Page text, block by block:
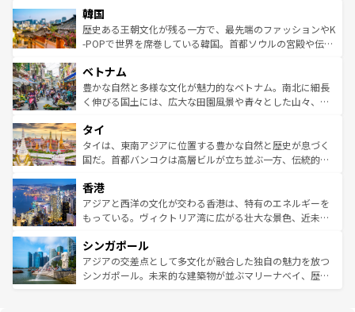
ワイを、存分に味わってほしい。 なお、新着のハワイ情報
はコンテンツ一覧を参照してほしい。
いる。アクティビティも充実しており、サーフィンやダイ
ビング、ハイキングなど、アウトドア好きにはたまらな
い。オーストラリアの多彩な魅力を存分に味わいつくそ
参照してほしい。
ン）、静ひつな山岳地帯である台湾東部など、都市の喧騒
と山間の静けさが共存しており、訪れる人に新しい発見と
驚きをもたらしてくれる。また、奥深い台湾の食文化も魅
容にもいいと評判のスイーツなど、バラエティ豊かな料理
が味わえる。 なお、新着の台湾情報はコンテンツ一覧を参
照してほしい。
韓国
歴史ある王朝文化が残る一方で、最先端のファッションやK
-POPで世界を席巻している韓国。首都ソウルの宮殿や伝統
き、地方に足を延ばせば四季折々の自然美を楽しむことが
できる。そして、キムチや焼肉、絶品のストリートフード
まで、さまざまな韓国料理が待っている。夜には、韓国な
リティに包まれながら、韓国の多彩な魅力を心ゆくまで味
わってみてほしい。 なお、新着の韓国情報はコンテンツ一
覧を参照してほしい。
ベトナム
豊かな自然と多様な文化が魅力的なベトナム。南北に細長
く伸びる国土には、広大な田園風景や青々とした山々、世
急速な発展と共に伝統が息づく。ハノイの古い町並みやホ
ーチミン市のフランス統治時代の建物も、独特の雰囲気を
醸し出している。また、バラエティの豊かさとおいしさで
とつ。フォーやバインミー、ベトナムコーヒーなどは、ぜ
ひ現地で味わいたい。どの地域を訪れてもあたたかい人々
が旅行者を迎えてくれるので、きっと忘れられない旅にな
参照してほしい。
タイ
タイは、東南アジアに位置する豊かな自然と歴史が息づく
国だ。首都バンコクは高層ビルが立ち並ぶ一方、伝統的な
の活気が交差している。北部ではチェンマイなどの山岳地
帯で自然と触れ合い、南部ではプーケットやクラビの美し
いビーチでリゾート気分を楽しむことができる。タイ料理
激する。気候は一年中温暖で、どの季節にも異なる楽しみ
が待っている。親しみやすいタイの人々、仏教を中心とし
た文化、そして多様な観光資源が、訪れる旅人を魅了し続
香港
アジアと西洋の文化が交わる香港は、特有のエネルギーを
もっている。ヴィクトリア湾に広がる壮大な景色、近未来
み、どこを訪れても感動するはず。観光スポットが密集し
ており、効率よく見どころを回れるのも魅力。息をのむよ
うな絶景から文化的な体験まで、香港を存分に楽しみ尽く
シンガポール
アジアの交差点として多文化が融合した独自の魅力を放つ
シンガポール。未来的な建築物が並ぶマリーナベイ、歴史